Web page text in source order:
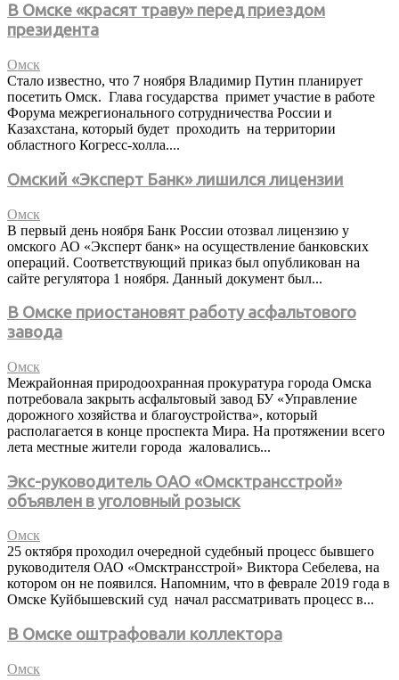
В Омске «красят траву» перед приездом
президента
Омск
Стало известно, что 7 ноября Владимир Путин планирует
посетить Омск. Глава государства примет участие в работе
Форума межрегионального сотрудничества России и
Казахстана, который будет проходить на территории
областного Когресс-холла....
Омский «Эксперт Банк» лишился лицензии
Омск
В первый день ноября Банк России отозвал лицензию у
омского АО «Эксперт банк» на осуществление банковских
операций. Соответствующий приказ был опубликован на
сайте регулятора 1 ноября. Данный документ был...
В Омске приостановят работу асфальтового
завода
Омск
Межрайонная природоохранная прокуратура города Омска
потребовала закрыть асфальтовый завод БУ «Управление
дорожного хозяйства и благоустройства», который
располагается в конце проспекта Мира. На протяжении всего
лета местные жители города жаловались...
Экс-руководитель ОАО «Омсктрансстрой»
объявлен в уголовный розыск
Омск
25 октября проходил очередной судебный процесс бывшего
руководителя ОАО «Омсктрансстрой» Виктора Себелева, на
котором он не появился. Напомним, что в феврале 2019 года в
Омске Куйбышевский суд начал рассматривать процесс в...
В Омске оштрафовали коллектора
Омск